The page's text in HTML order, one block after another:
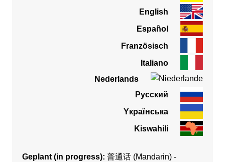
English
Español
Französisch
Italiano
Nederlands
Pусский
Yкраїнська
Kiswahili
Geplant (in progress): 普通话 (Mandarin) -